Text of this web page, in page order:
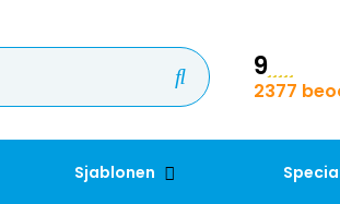
9
2377
Sjablonen